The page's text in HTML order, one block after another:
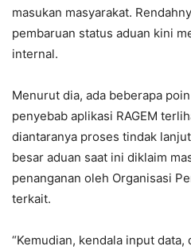
masukan masyarakat.
pembaruan status aduan kini
internal.
‎Menurut dia, ada beberapa
penyebab aplikasi RAGEM
diantaranya proses tindak
besar aduan saat ini diklaim
penanganan oleh Organisasi
terkait.
“‎Kemudian, kendala input